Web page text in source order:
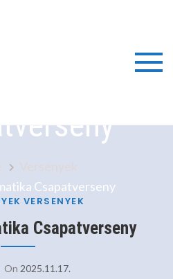
Villányi
Csapatverseny
VERSENYEK
Csapatverseny
On 2025.11.17.